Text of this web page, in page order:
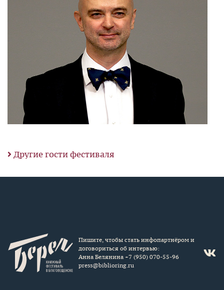
Другие гости фестиваля
Пишите, чтобы стать инфопартнёром и
договориться об интервью:
Анна Белянина +7 (950) 070-55-96
press@biblioring.ru